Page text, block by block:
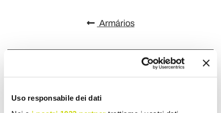
Uso responsabile dei dati
Armários